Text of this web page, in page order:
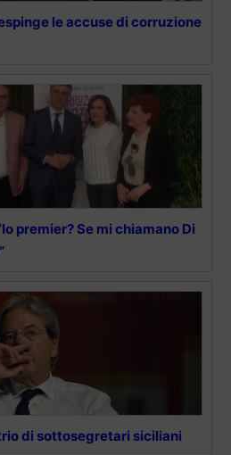
le accuse di corruzione
premier? Se mi chiamano Di
di sottosegretari siciliani